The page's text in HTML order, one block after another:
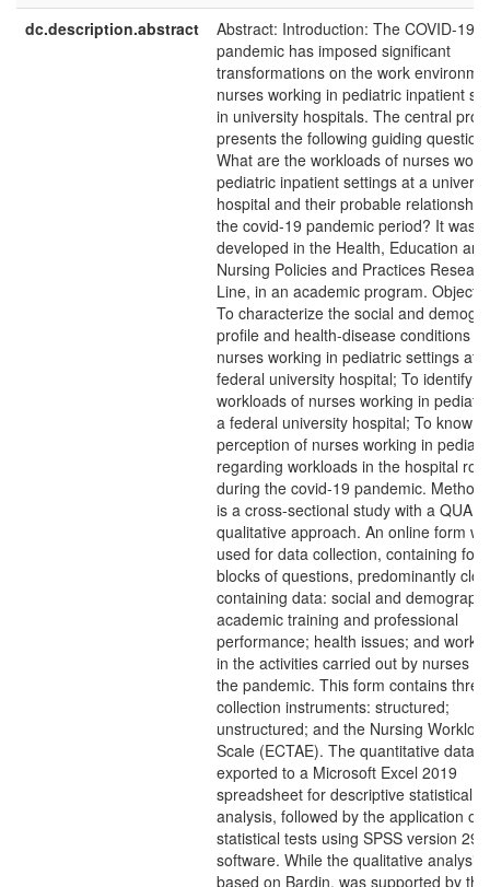
dc.description.abstract
Abstract: Introduction: The COVID-19
pandemic has imposed significant
transformations on the work
nurses working in pediatric inpatient
in university hospitals. The central
presents the following guiding question:
What are the workloads of nurses
pediatric inpatient settings at a
hospital and their probable relationship
the covid-19 pandemic period? It was
developed in the Health, Education and
Nursing Policies and Practices
Line, in an academic program.
To characterize the social and
profile and health-disease conditions of
nurses working in pediatric settings at a
federal university hospital; To identify
workloads of nurses working in
a federal university hospital; To know
perception of nurses working in
regarding workloads in the hospital
during the covid-19 pandemic.
is a cross-sectional study with a
qualitative approach. An online form
used for data collection, containing four
blocks of questions, predominantly
containing data: social and
academic training and professional
performance; health issues; and
in the activities carried out by nurses
the pandemic. This form contains
collection instruments: structured;
unstructured; and the Nursing
Scale (ECTAE). The quantitative data
exported to a Microsoft Excel 2019
spreadsheet for descriptive statistical
analysis, followed by the application of
statistical tests using SPSS version 29
software. While the qualitative analysis,
based on Bardin, was supported by the